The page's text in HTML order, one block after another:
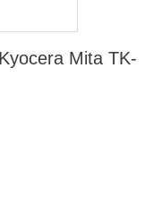
Mita TK-